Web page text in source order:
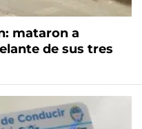
mataron a
de sus tres